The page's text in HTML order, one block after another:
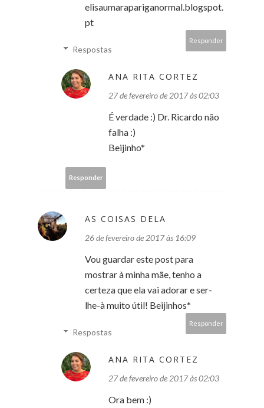
elisaumarapariganormal.blogspot.
pt
Responder
Respostas
ANA RITA CORTEZ
27 de fevereiro de 2017 às 02:03
É verdade :) Dr. Ricardo não
falha :)
Beijinho*
Responder
AS COISAS DELA
26 de fevereiro de 2017 às 16:09
Vou guardar este post para
mostrar à minha mãe, tenho a
certeza que ela vai adorar e ser-
lhe-à muito útil! Beijinhos*
Responder
Respostas
ANA RITA CORTEZ
27 de fevereiro de 2017 às 02:03
Ora bem :)